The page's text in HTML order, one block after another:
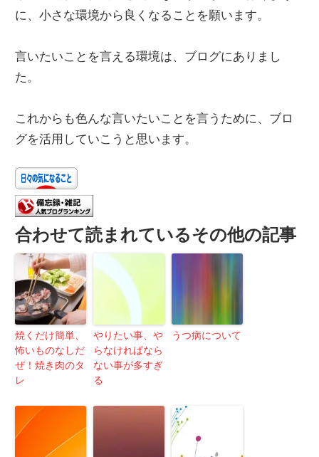
に、小さな環境から良くなることを願います。
言いたいことを言える環境は、ブログにありまし
た。
これからも色んな言いたいことを言うために、ブロ
グを活用していこうと思います。
合わせて読まれているその他の記事
焼くだけ簡単、
怖いものなしだ
ぜ！焼き肉のタ
レ
やりたい事、や
らなければなら
ない事が多すぎ
る
うつ病について